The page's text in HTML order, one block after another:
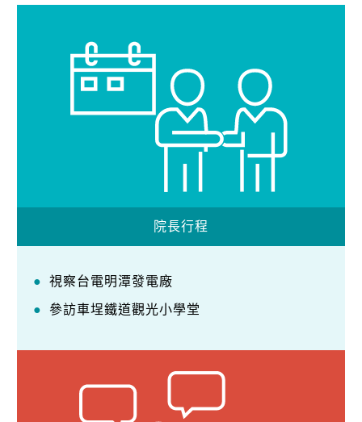
院長行程
視察台電明潭發電廠
參訪車埕鐵道觀光小學堂